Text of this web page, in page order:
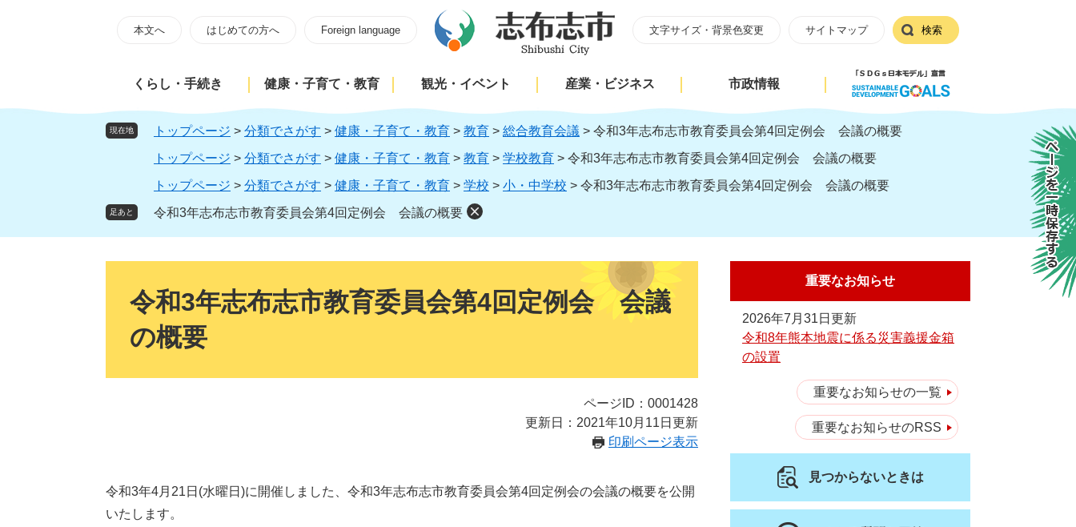
頭
飛
本文へ はじめての方へ Foreign language 文字サイズ・背景色変更 サイトマップ 検索
くらし・手続き 健康・子育て・教育 観光・イベント 産業・ビジネス 市政情報
現在地 トップページ > 分類でさがす > 健康・子育て・教育 > 教育 > 総合教育会議 > 令和3年志布志市教育委員会第4回定例会 会議の概要
トップページ > 分類でさがす > 健康・子育て・教育 > 教育 > 学校教育 > 令和3年志布志市教育委員会第4回定例会 会議の概要
トップページ > 分類でさがす > 健康・子育て・教育 > 学校 > 小・中学校 > 令和3年志布志市教育委員会第4回定例会 会議の概要
足あと 令和3年志布志市教育委員会第4回定例会 会議の概要
令和3年志布志市教育委員会第4回定例会 会議
の概要
ページID：0001428
更新日：2021年10月11日更新
印刷ページ表示
令和3年4月21日(水曜日)に開催しました、令和3年志布志市教育委員会第4回定例会の会議の概要を公開
いたします。
重要なお知らせ
2026年7月31日更新
令和8年熊本地震に係る災害義援金箱
の設置
重要なお知らせの一覧
重要なお知らせのRSS
見つからないときは
ページを一時保存する